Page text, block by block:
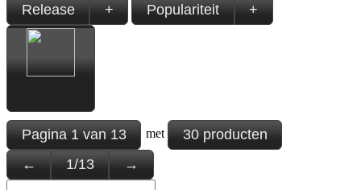
Release
+ Populariteit +
Pagina1van13 met
30 producten
←
1/13 →